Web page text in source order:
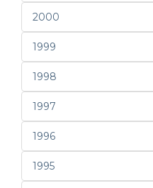
2000
1999
1998
1997
1996
1995